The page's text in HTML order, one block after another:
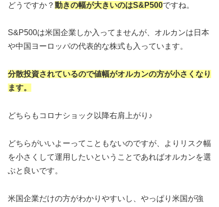
どうですか？ 動きの幅が大きいのはS&P500ですね。
S&P500は米国企業しか入ってませんが、オルカンは日本
や中国ヨーロッパの代表的な株式も入っています。
分散投資されているので値幅がオルカンの方が小さくなり
ます。
どちらもコロナショック以降右肩上がり♪
どちらがいいよーってこともないのですが、よりリスク幅
を小さくして運用したいということであればオルカンを選
ぶと良いです。
米国企業だけの方がわかりやすいし、やっぱり米国が強